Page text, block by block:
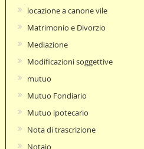
locazione a canone vile
Matrimonio e Divorzio
Mediazione
Modificazioni soggettive
mutuo
Mutuo Fondiario
Mutuo ipotecario
Nota di trascrizione